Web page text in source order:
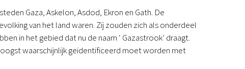
Gaza, Askelon, Asdod, Ekron en Gath. De
van het land waren. Zij zouden zich als onderdeel
in het gebied dat nu de naam ‘ Gazastrook’ draagt.
waarschijnlijk geïdentificeerd moet worden met
Geschiedenis
Actueel
ANBI
Veelgestelde vragen